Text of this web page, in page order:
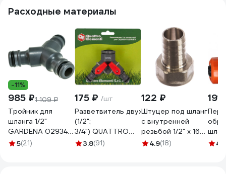
Расходные материалы
-11%
985 ₽1 109 ₽
Тройник для
шланга 1/2"
GARDENA 02934-
20.000.00
5(21)
175 ₽ /шт
Разветвитель двухканальный
(1/2";
3/4") QUATTRO
ELEMENTI 646-027
3.8(91)
122 ₽
Штуцер под шланг
с внутренней
резьбой 1/2" х 16
мм СТМ CRSF1216
4.9(18)
191
3/44.8